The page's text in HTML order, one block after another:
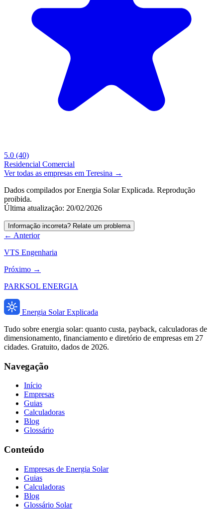
5.0 (40)
Residencial Comercial
Ver todas as empresas em Teresina →
Dados compilados por Energia Solar Explicada. Reprodução
proibida.
Última atualização: 20/02/2026
Informação incorreta? Relate um problema
← Anterior
VTS Engenharia
Próximo →
PARKSOL ENERGIA
Energia Solar Explicada
Tudo sobre energia solar: quanto custa, payback, calculadoras de
dimensionamento, financiamento e diretório de empresas em 27
cidades. Gratuito, dados de 2026.
Navegação
Início
Empresas
Guias
Calculadoras
Blog
Glossário
Conteúdo
Empresas de Energia Solar
Guias
Calculadoras
Blog
Glossário Solar